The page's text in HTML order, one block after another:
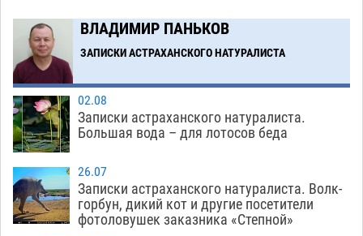
Загрузить еще
ВЛАДИМИР ПАНЬКОВ
ЗАПИСКИ АСТРАХАНСКОГО НАТУРАЛИСТА
02.08
Записки астраханского натуралиста.
Большая вода – для лотосов беда
26.07
Записки астраханского натуралиста. Волк-
горбун, дикий кот и другие посетители
фотоловушек заказника «Степной»